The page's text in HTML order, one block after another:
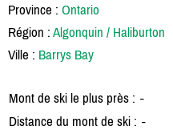
Province : Ontario
Région : Algonquin / Haliburton
Ville : Barrys Bay
Mont de ski le plus près : -
Distance du mont de ski : -